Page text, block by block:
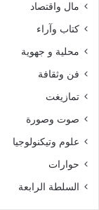
مال واقتصاد
كتاب وآراء
محلية و جهوية
فن وثقافة
تمازيغت
صوت وصورة
علوم وتيكنولوجيا
حوارات
السلطة الرابعة